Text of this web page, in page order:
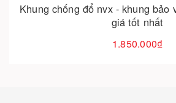
Khung chống đổ nvx - khung bảo
giá tốt nhất
1.850.000₫